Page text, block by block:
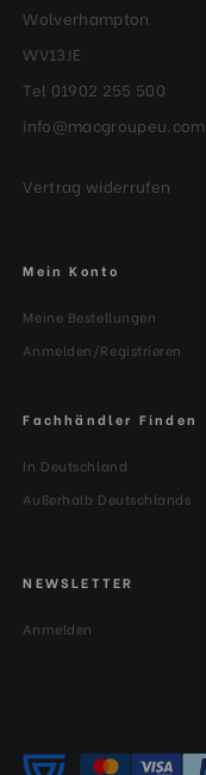
Wolverhampton
WV13JE
Tel 01902 255 500
info@macgroupeu.com
Vertrag widerrufen
Mein Konto
Meine Bestellungen
Anmelden/Registrieren
Fachhändler Finden
In Deutschland
Außerhalb Deutschlands
NEWSLETTER
Anmelden